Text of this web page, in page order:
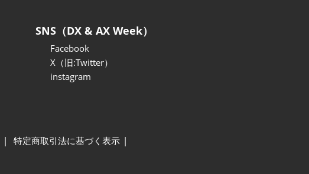
SNS（DX & AX Week）
Facebook
X（旧:Twitter）
instagram
特定商取引法に基づく表示